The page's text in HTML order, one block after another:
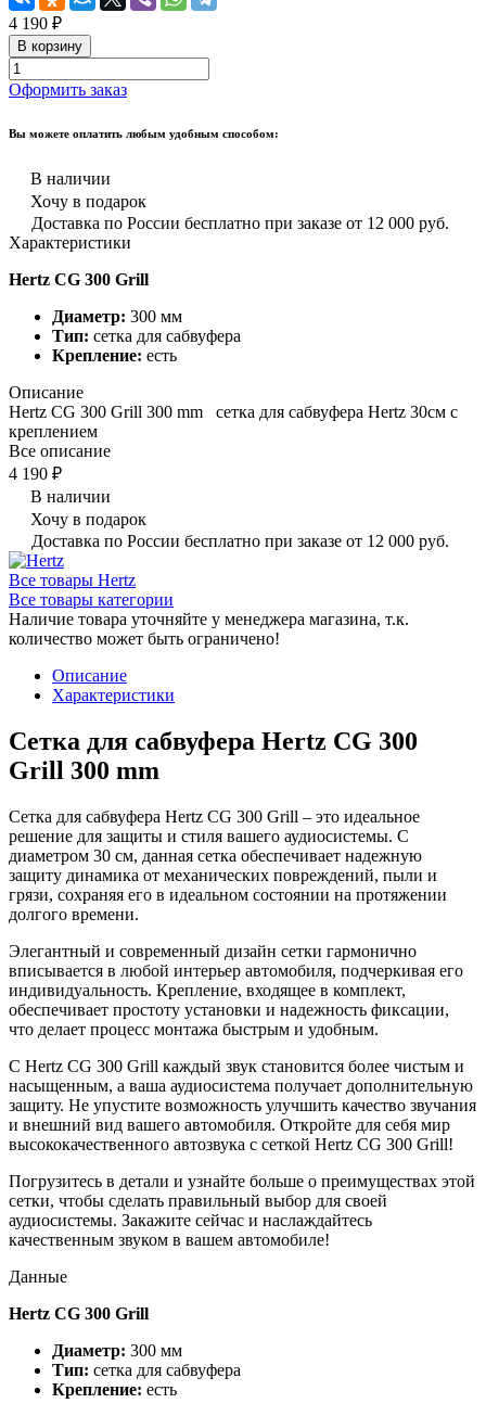
4 190 ₽
В корзину
Оформить заказ
Вы можете оплатить любым удобным способом:
В наличии
Хочу в подарок
Доставка по России бесплатно при заказе от 12 000 руб.
Характеристики
Hertz CG 300 Grill
Диаметр: 300 мм
Тип: сетка для сабвуфера
Крепление: есть
Описание
Hertz CG 300 Grill 300 mm сетка для сабвуфера Hertz 30см с
креплением
Все описание
4 190 ₽
В наличии
Хочу в подарок
Доставка по России бесплатно при заказе от 12 000 руб.
Все товары Hertz
Все товары категории
Наличие товара уточняйте у менеджера магазина, т.к.
количество может быть ограничено!
Описание
Характеристики
Сетка для сабвуфера Hertz CG 300
Grill 300 mm
Сетка для сабвуфера Hertz CG 300 Grill – это идеальное
решение для защиты и стиля вашего аудиосистемы. С
диаметром 30 см, данная сетка обеспечивает надежную
защиту динамика от механических повреждений, пыли и
грязи, сохраняя его в идеальном состоянии на протяжении
долгого времени.
Элегантный и современный дизайн сетки гармонично
вписывается в любой интерьер автомобиля, подчеркивая его
индивидуальность. Крепление, входящее в комплект,
обеспечивает простоту установки и надежность фиксации,
что делает процесс монтажа быстрым и удобным.
С Hertz CG 300 Grill каждый звук становится более чистым и
насыщенным, а ваша аудиосистема получает дополнительную
защиту. Не упустите возможность улучшить качество звучания
и внешний вид вашего автомобиля. Откройте для себя мир
высококачественного автозвука с сеткой Hertz CG 300 Grill!
Погрузитесь в детали и узнайте больше о преимуществах этой
сетки, чтобы сделать правильный выбор для своей
аудиосистемы. Закажите сейчас и наслаждайтесь
качественным звуком в вашем автомобиле!
Данные
Hertz CG 300 Grill
Диаметр: 300 мм
Тип: сетка для сабвуфера
Крепление: есть